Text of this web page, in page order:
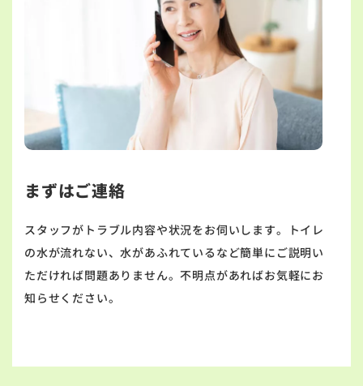
まずはご連絡
スタッフがトラブル内容や状況をお伺いします。トイレ
の水が流れない、水があふれているなど簡単にご説明い
ただければ問題ありません。不明点があればお気軽にお
知らせください。